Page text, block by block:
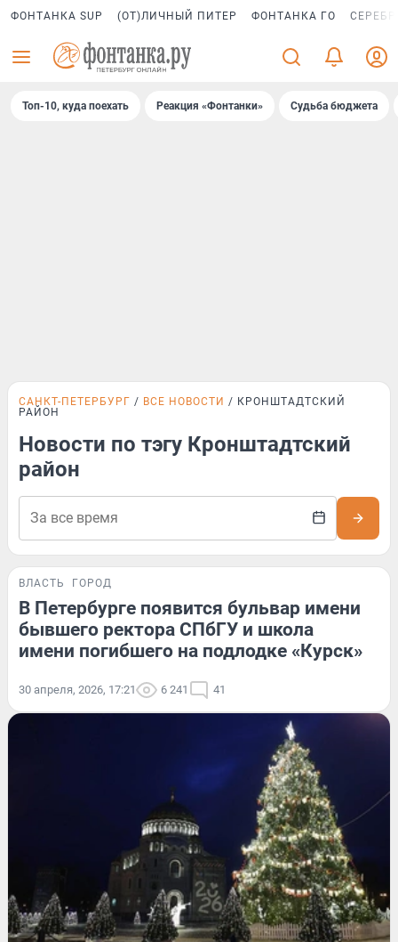
ФОНТАНКА SUP (ОТ)ЛИЧНЫЙ ПИТЕР ФОНТАНКА ГО
Топ-10, куда поехать Реакция «Фонтанки» Судьба бюджета
САНКТ-ПЕТЕРБУРГ ВСЕ НОВОСТИ
КРОНШТАДТСКИЙ
РАЙОН
Новости по тэгу Кронштадтский
район
ВЛАСТЬ ГОРОД
В Петербурге появится бульвар имени
бывшего ректора СПбГУ и школа
имени погибшего на подлодке «Курск»
30 апреля, 2026, 17:21 6 241 41